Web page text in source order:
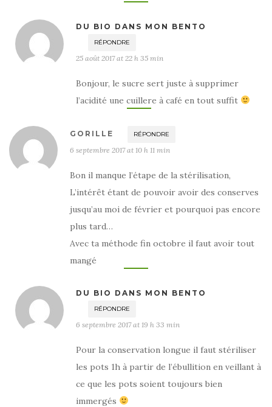
DU BIO DANS MON BENTO
RÉPONDRE
25 août 2017 at 22 h 35 min
Bonjour, le sucre sert juste à supprimer
l’acidité une cuillere à café en tout suffit
GORILLE RÉPONDRE
6 septembre 2017 at 10 h 11 min
Bon il manque l’étape de la stérilisation,
L’intérêt étant de pouvoir avoir des conserves
jusqu’au moi de février et pourquoi pas encore
plus tard…
Avec ta méthode fin octobre il faut avoir tout
mangé
DU BIO DANS MON BENTO
RÉPONDRE
6 septembre 2017 at 19 h 33 min
Pour la conservation longue il faut stériliser
les pots 1h à partir de l’ébullition en veillant à
ce que les pots soient toujours bien
immergés